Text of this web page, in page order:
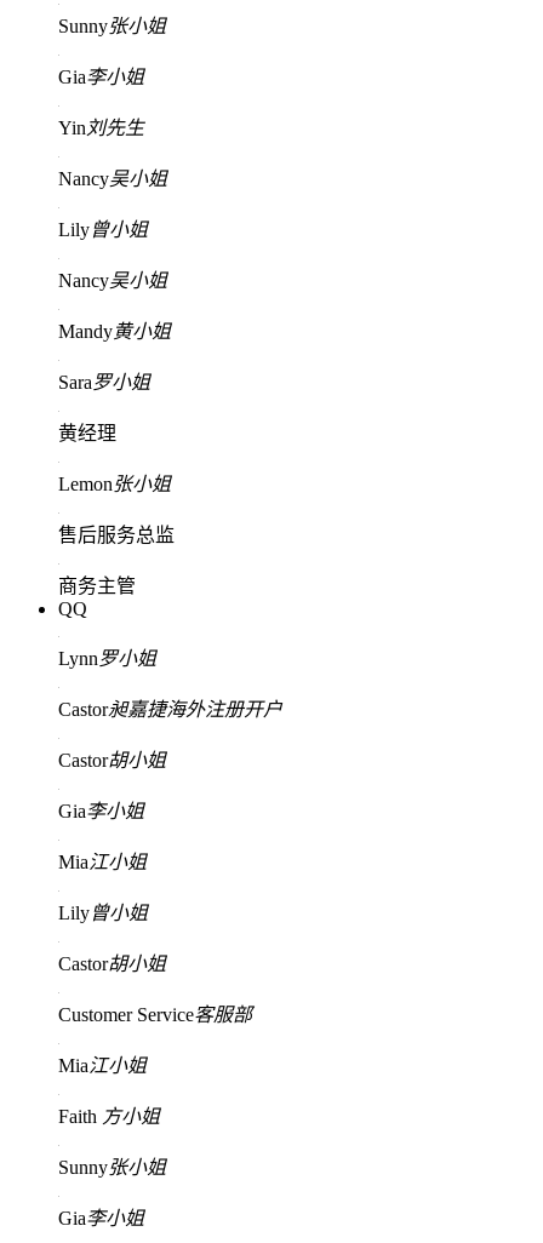
Sunny张小姐
Gia李小姐
Yin 刘先生
Nancy吴小姐
Lily曾小姐
Nancy吴小姐
Mandy黄小姐
Sara罗小姐
黄经理
Lemon张小姐
售后服务总监
商务主管
QQ
Lynn罗小姐
Castor昶嘉捷海外注册开户
Castor胡小姐
Gia李小姐
Mia江小姐
Lily曾小姐
Castor胡小姐
Customer Service客服部
Mia江小姐
Faith 方小姐
Sunny张小姐
Gia李小姐